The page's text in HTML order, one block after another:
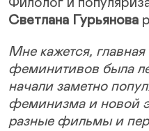
Филолог и
Светлана Гурьянова
Мне кажется,
феминитивов была
начали заметно
феминизма и новой
разные фильмы и